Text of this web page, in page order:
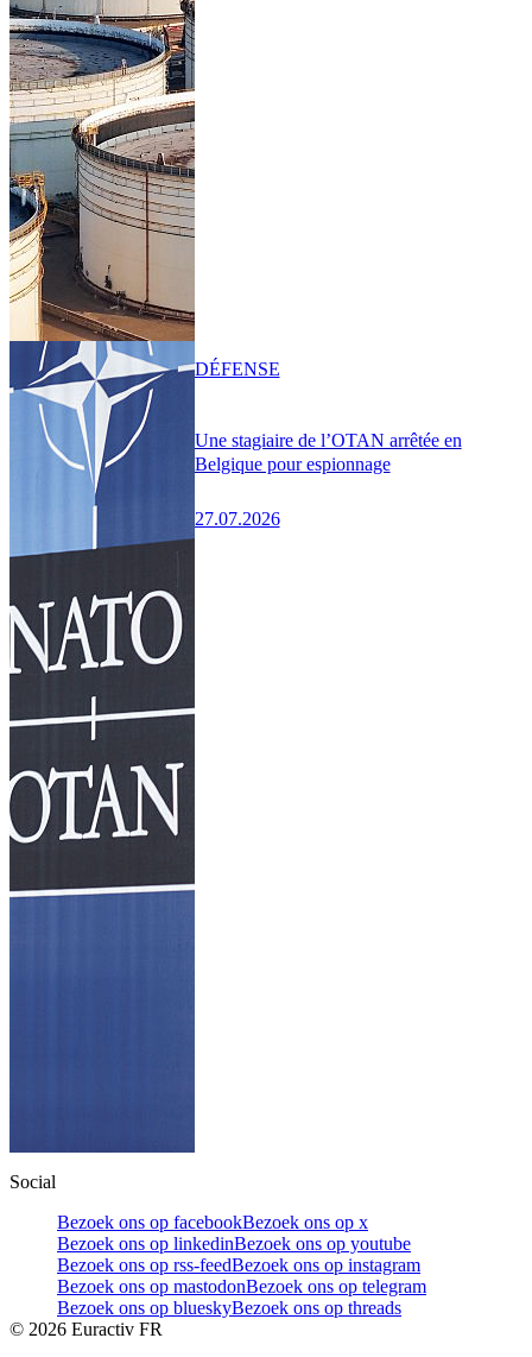
Une stagiaire de l’OTAN arrêtée en
Belgique pour espionnage
27.07.2026
DÉFENSE
Social
Bezoek ons op facebookBezoek ons op x
Bezoek ons op linkedinBezoek ons op youtube
Bezoek ons op rss-feedBezoek ons op instagram
Bezoek ons op mastodonBezoek ons op telegram
Bezoek ons op blueskyBezoek ons op threads
© 2026 Euractiv FR